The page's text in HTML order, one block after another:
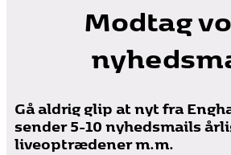
Modtag
Gå aldrig glip at nyt fra
sender 5-10 nyhedsmails
liveoptrædener m.m.